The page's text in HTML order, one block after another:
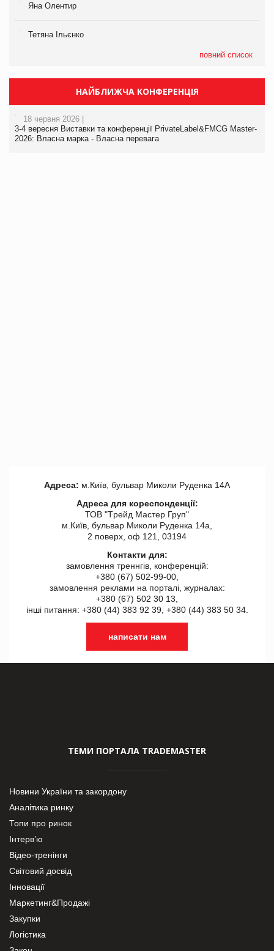
Яна Олентир
Тетяна Ільєнко
повний список
НАЙБЛИЖЧА КОНФЕРЕНЦІЯ
18 червня 2026 |
3-4 вересня Виставки та конференції PrivateLabel&FMCG Master-
2026: Власна марка - Власна перевага
Адреса: м.Київ, бульвар Миколи Руденка 14А
Адреса для кореспонденції:
ТОВ "Tрейд Мастер Груп"
м.Київ, бульвар Миколи Руденка 14а,
2 поверх, оф 121, 03194
Контакти для:
замовлення треннгів, конференцій:
+380 (67) 502-99-00,
замовлення реклами на порталі, журналах:
+380 (67) 502 30 13,
інші питання: +380 (44) 383 92 39, +380 (44) 383 50 34.
написати нам
ТЕМИ ПОРТАЛА TRADEMASTER
Новини України та закордону
Аналітика ринку
Топи про ринок
Інтерв’ю
Відео-тренінги
Світовий досвід
Інновації
Маркетинг&Продажі
Закупки
Логістика